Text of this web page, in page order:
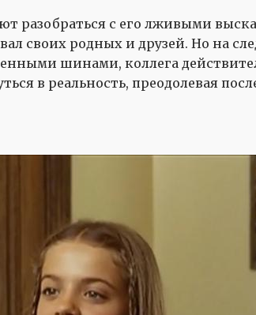
разобраться с его лживыми
своих родных и друзей. Но на
шинами, коллега
в реальность, преодолевая